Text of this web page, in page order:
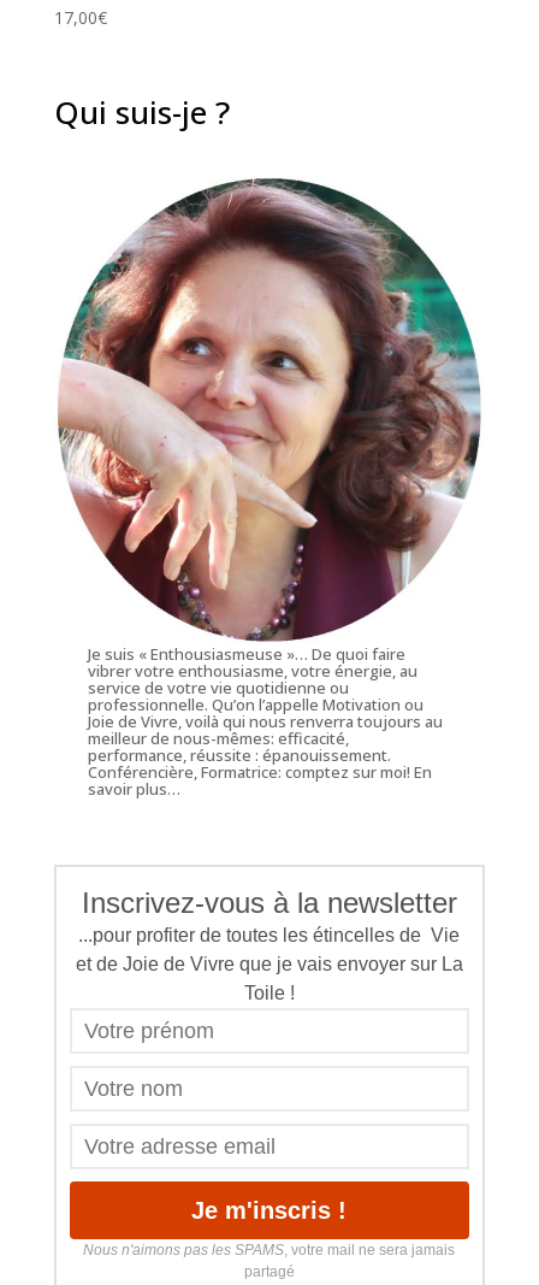
17,00€
Qui suis-je ?
Je suis « Enthousiasmeuse »… De quoi faire
vibrer votre enthousiasme, votre énergie, au
service de votre vie quotidienne ou
professionnelle. Qu’on l’appelle Motivation ou
Joie de Vivre, voilà qui nous renverra toujours au
meilleur de nous-mêmes: efficacité,
performance, réussite : épanouissement.
Conférencière, Formatrice: comptez sur moi!En
savoir plus…
Inscrivez-vous à la newsletter
...pour profiter de toutes les étincelles de Vie
et de Joie de Vivre que je vais envoyer sur La
Toile !
Nous n'aimons pas les SPAMS, votre mail ne sera jamais
partagé